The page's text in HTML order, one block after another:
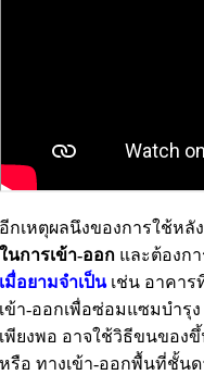
อีกเหตุผลนึงของการใช้ห
ในการเข้า-ออก และต้องก
เมื่อยามจำเป็นเช่น อาคาร
เข้า-ออกเพื่อซ่อมแซมบำรุ
เพียงพอ อาจใช้วิธีขนของ
หรือ ทางเข้า-ออกพื้นที่ชั้น